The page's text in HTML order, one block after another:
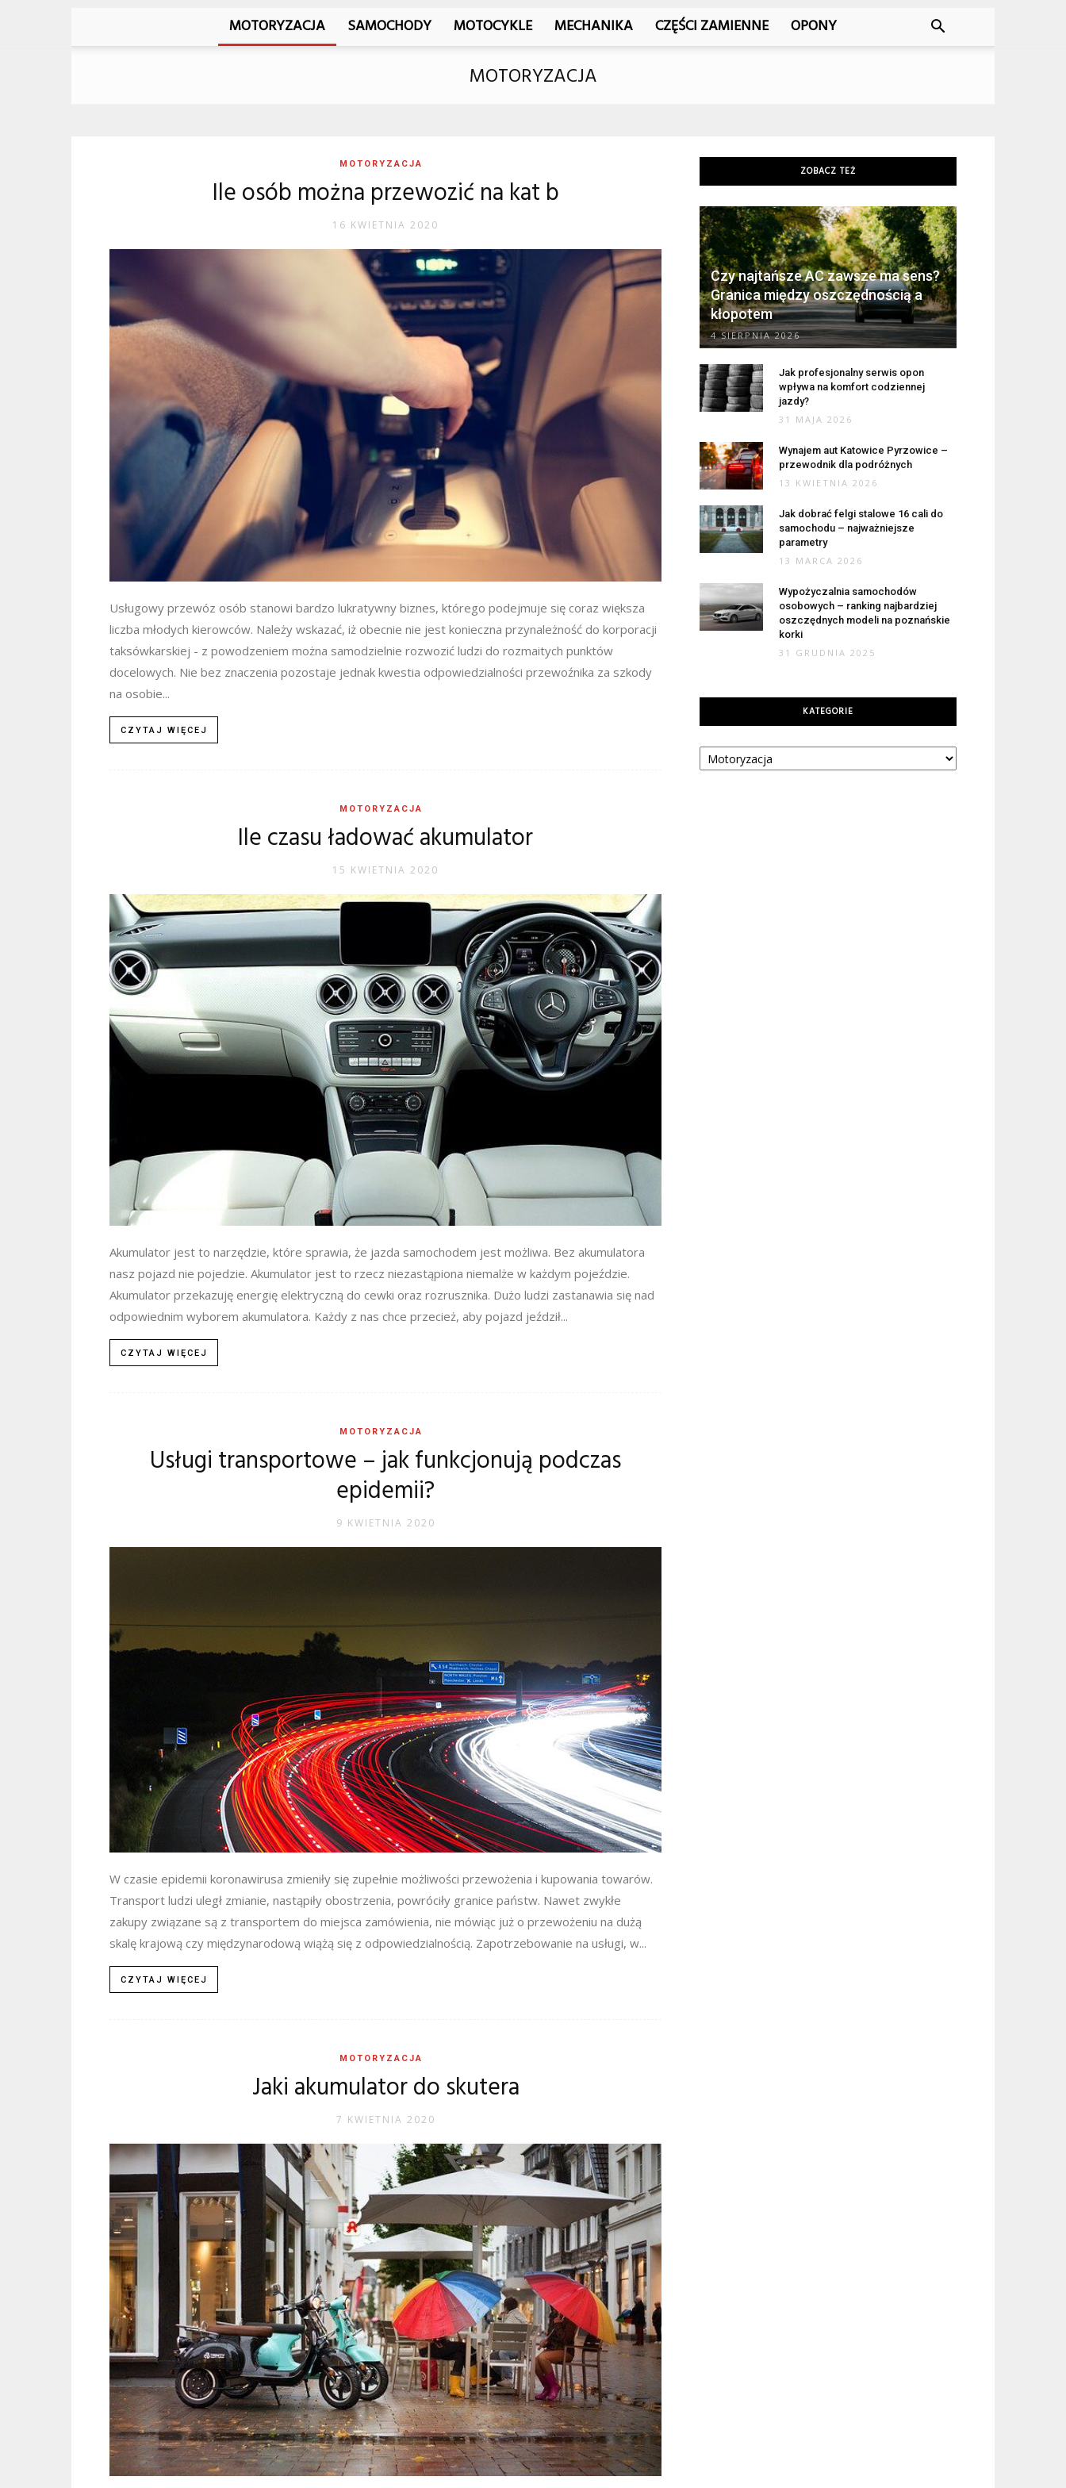
MOTORYZACJA SAMOCHODY MOTOCYKLE MECHANIKA CZĘŚCI ZAMIENNE OPONY
MOTORYZACJA
MOTORYZACJA
Ile osób można przewozić na kat b
16 KWIETNIA 2020
Usługowy przewóz osób stanowi bardzo lukratywny biznes, którego podejmuje się coraz większa
liczba młodych kierowców. Należy wskazać, iż obecnie nie jest konieczna przynależność do korporacji
taksówkarskiej - z powodzeniem można samodzielnie rozwozić ludzi do rozmaitych punktów
docelowych. Nie bez znaczenia pozostaje jednak kwestia odpowiedzialności przewoźnika za szkody
na osobie...
CZYTAJ WIĘCEJ
MOTORYZACJA
Ile czasu ładować akumulator
15 KWIETNIA 2020
Akumulator jest to narzędzie, które sprawia, że jazda samochodem jest możliwa. Bez akumulatora
nasz pojazd nie pojedzie. Akumulator jest to rzecz niezastąpiona niemalże w każdym pojeździe.
Akumulator przekazuję energię elektryczną do cewki oraz rozrusznika. Dużo ludzi zastanawia się nad
odpowiednim wyborem akumulatora. Każdy z nas chce przecież, aby pojazd jeździł...
CZYTAJ WIĘCEJ
MOTORYZACJA
Usługi transportowe – jak funkcjonują podczas
epidemii?
9 KWIETNIA 2020
W czasie epidemii koronawirusa zmieniły się zupełnie możliwości przewożenia i kupowania towarów.
Transport ludzi uległ zmianie, nastąpiły obostrzenia, powróciły granice państw. Nawet zwykłe
zakupy związane są z transportem do miejsca zamówienia, nie mówiąc już o przewożeniu na dużą
skalę krajową czy międzynarodową wiążą się z odpowiedzialnością. Zapotrzebowanie na usługi, w...
CZYTAJ WIĘCEJ
MOTORYZACJA
Jaki akumulator do skutera
7 KWIETNIA 2020
ZOBACZ TEŻ
Czy najtańsze AC zawsze ma sens?
Granica między oszczędnością a
kłopotem
4 SIERPNIA 2026
Jak profesjonalny serwis opon
wpływa na komfort codziennej
jazdy?
31 MAJA 2026
Wynajem aut Katowice Pyrzowice –
przewodnik dla podróżnych
13 KWIETNIA 2026
Jak dobrać felgi stalowe 16 cali do
samochodu – najważniejsze
parametry
13 MARCA 2026
Wypożyczalnia samochodów
osobowych – ranking najbardziej
oszczędnych modeli na poznańskie
korki
31 GRUDNIA 2025
KATEGORIE
Kategorie